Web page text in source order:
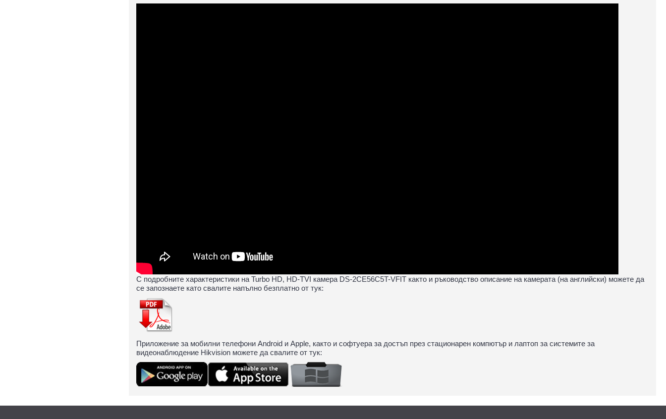
С подробните характеристики на Turbo HD, HD-TVI камера DS-2CE56C5T-VFIT както и ръководство описание на камерата (на английски) можете да
се запознаете като свалите напълно безплатно от тук:
Приложение за мобилни телефони Android и Apple, както и софтуера за достъп през стационарен компютър и лаптоп за системите за
видеонаблюдение Hikvision можете да свалите от тук: